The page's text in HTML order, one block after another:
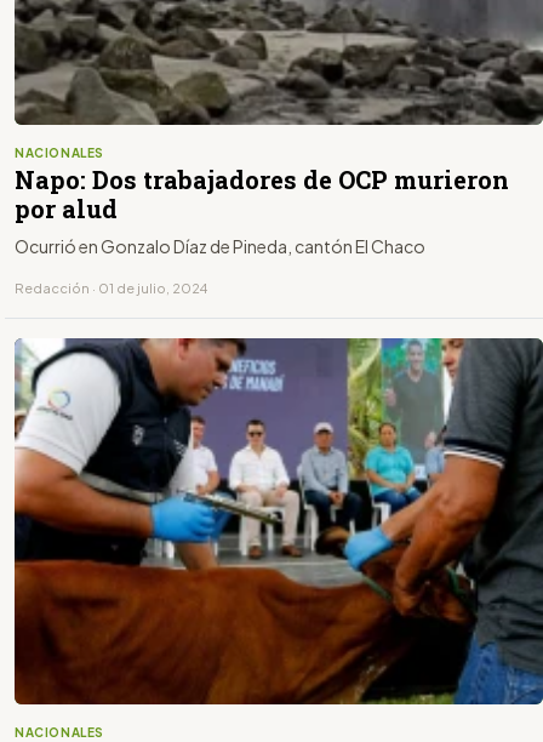
NACIONALES
Napo: Dos trabajadores de OCP murieron
por alud
Ocurrió en Gonzalo Díaz de Pineda, cantón El Chaco
Redacción · 01 de julio, 2024
NACIONALES